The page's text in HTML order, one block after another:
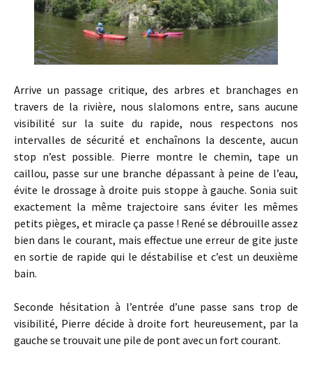
Arrive un passage critique, des arbres et branchages en
travers de la rivière, nous slalomons entre, sans aucune
visibilité sur la suite du rapide, nous respectons nos
intervalles de sécurité et enchaînons la descente, aucun
stop n’est possible. Pierre montre le chemin, tape un
caillou, passe sur une branche dépassant à peine de l’eau,
évite le drossage à droite puis stoppe à gauche. Sonia suit
exactement la même trajectoire sans éviter les mêmes
petits pièges, et miracle ça passe ! René se débrouille assez
bien dans le courant, mais effectue une erreur de gite juste
en sortie de rapide qui le déstabilise et c’est un deuxième
bain.
Seconde hésitation à l’entrée d’une passe sans trop de
visibilité, Pierre décide à droite fort heureusement, par la
gauche se trouvait une pile de pont avec un fort courant.